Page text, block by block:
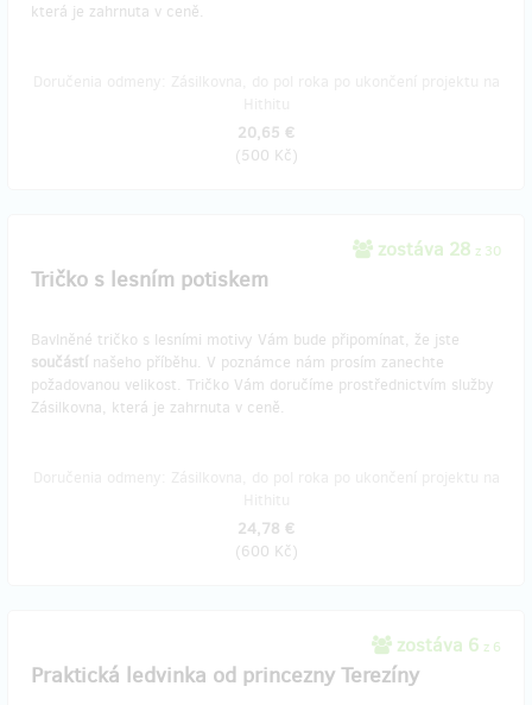
která je zahrnuta v ceně.
20,65 €
(500 Kč)
zostáva 28 z 30
Tričko s lesním potiskem
Bavlněné tričko s lesními motivy Vám bude připomínat, že jste
součástí našeho příběhu. V poznámce nám prosím zanechte
požadovanou velikost. Tričko Vám doručíme prostřednictvím služby
Zásilkovna, která je zahrnuta v ceně.
24,78 €
(600 Kč)
zostáva 6 z 6
Praktická ledvinka od princezny Terezíny